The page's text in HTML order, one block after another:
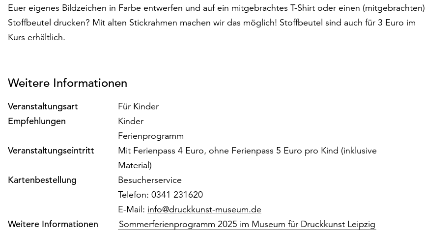
Euer eigenes Bildzeichen in Farbe entwerfen und auf ein mitgebrachtes T-Shirt oder einen (mitgebrachten)
Stoffbeutel drucken? Mit alten Stickrahmen machen wir das möglich! Stoffbeutel sind auch für 3 Euro im
Kurs erhältlich.
Weitere Informationen
Veranstaltungsart
Für Kinder
Empfehlungen
Kinder
Ferienprogramm
Veranstaltungseintritt
Mit Ferienpass 4 Euro, ohne Ferienpass 5 Euro pro Kind (inklusive
Material)
Kartenbestellung
Besucherservice
Telefon: 0341 231620
E-Mail: info@druckkunst-museum.de
Weitere Informationen
Sommerferienprogramm 2025 im Museum für Druckkunst Leipzig